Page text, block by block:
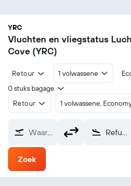
YRC
Vluchten en vliegstatus
Cove (YRC)
Retour 1 volwassene
0 stuks bagage
Retour
1 volwassene,
Waarvandaan? Refuge Cove (YRC)
Zoek